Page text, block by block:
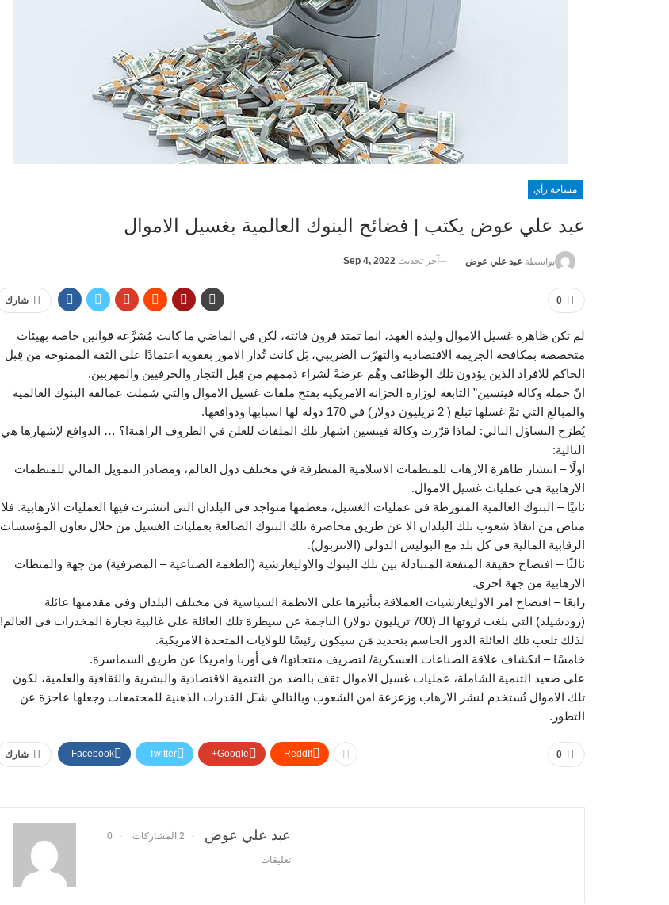
مساحة رأي
عبد علي عوض يكتب | فضائح البنوك العالمية بغسيل الاموال
بواسطة عبد علي عوض آخر تحديث Sep 4, 2022
0 شارك
لم تكن ظاهرة غسيل الاموال وليدة العهد، انما تمتد قرون فائتة، لكن في الماضي ما كانت مُشرَّعة قوانين خاصة بهيئات
متخصصة بمكافحة الجريمة الاقتصادية والتهرّب الضريبي، بَل كانت تُدار الامور بعفوية اعتمادًا على الثقة الممنوحة من قِبل
الحاكم للافراد الذين يؤدون تلك الوظائف وهُم عرضةً لشراء ذممهم من قِبل التجار والحرفيين والمهربين.
انّ حملة وكالة فينسين” التابعة لوزارة الخزانة الامريكية بفتح ملفات غسيل الاموال والتي شملت عمالقة البنوك العالمية
والمبالغ التي تمَّ غسلها تبلغ ( 2 تريليون دولار) في 170 دولة لها اسبابها ودوافعها.
يُطرَح التساؤل التالي: لماذا قرّرت وكالة فينسين اشهار تلك الملفات للعلن في الظروف الراهنة!؟ … الدوافع لإشهارها هي
التالية:
اولًا – انتشار ظاهرة الارهاب للمنظمات الاسلامية المتطرفة في مختلف دول العالم، ومصادر التمويل المالي للمنظمات
الارهابية هي عمليات غسيل الاموال.
ثانيًا – البنوك العالمية المتورطة في عمليات الغسيل، معظمها متواجد في البلدان التي انتشرت فيها العمليات الارهابية. فلا
مناص من انقاذ شعوب تلك البلدان الا عن طريق محاصرة تلك البنوك الضالعة بعمليات الغسيل من خلال تعاون المؤسسات
الرقابية المالية في كل بلد مع البوليس الدولي (الانتربول).
ثالثًا – افتضاح حقيقة المنفعة المتبادلة بين تلك البنوك والاوليغارشية (الطغمة الصناعية – المصرفية) من جهة والمنظات
الارهابية من جهة اخرى.
رابعًا – افتضاح امر الاوليغارشيات العملاقة بتأثيرها على الانظمة السياسية في مختلف البلدان وفي مقدمتها عائلة
(رودشيلد) التي بلغت ثروتها الـ (700 تريليون دولار) الناجمة عن سيطرة تلك العائلة على غالبية تجارة المخدرات في العالم!
لذلك تلعب تلك العائلة الدور الحاسم بتحديد مَن سيكون رئيسًا للولايات المتحدة الامريكية.
خامسًا – انكشاف علاقة الصناعات العسكرية/ لتصريف منتجاتها/ في أوربا وامريكا عن طريق السماسرة.
على صعيد التنمية الشاملة، عمليات غسيل الاموال تقف بالضد من التنمية الاقتصادية والبشرية والثقافية والعلمية، لكون
تلك الاموال تُستخدم لنشر الارهاب وزعزعة امن الشعوب وبالتالي شـَل القدرات الذهنية للمجتمعات وجعلها عاجزة عن
التطور.
0 شارك Facebook Twitter Google+ ReddIt
عبد علي عوض 2 المشاركات 0
تعليقات